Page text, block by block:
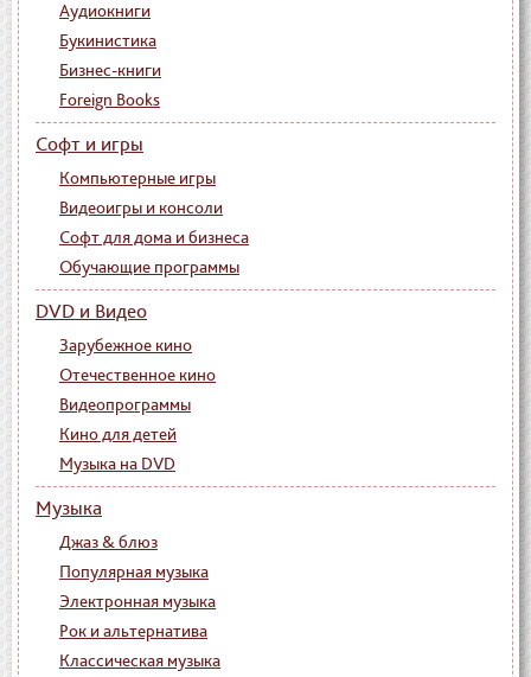
Аудиокниги
Букинистика
Бизнес-книги
Foreign Books
Софт и игры
Компьютерные игры
Видеоигры и консоли
Софт для дома и бизнеса
Обучающие программы
DVD и Видео
Зарубежное кино
Отечественное кино
Видеопрограммы
Кино для детей
Музыка на DVD
Музыка
Джаз & блюз
Популярная музыка
Электронная музыка
Рок и альтернатива
Классическая музыка